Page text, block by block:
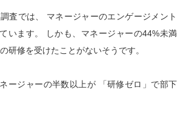
査では、 マネージャーのエンゲージメント
います。 しかも、マネージャーの44%未満
研修を受けたことがないそうです。
ージャーの半数以上が 「研修ゼロ」で部下